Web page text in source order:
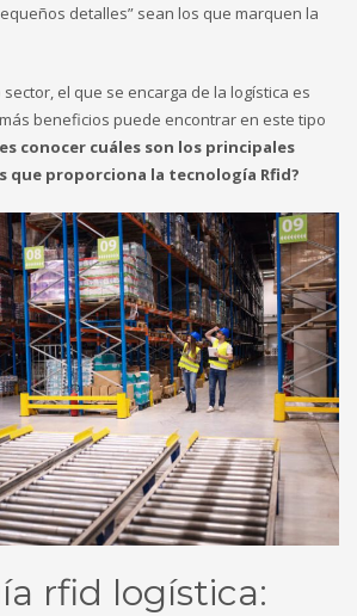
detalles” sean los que marquen la
el que se encarga de la logística es
beneficios puede encontrar en este tipo
conocer cuáles son los principales
que proporciona la tecnología Rfid?
rfid logística: